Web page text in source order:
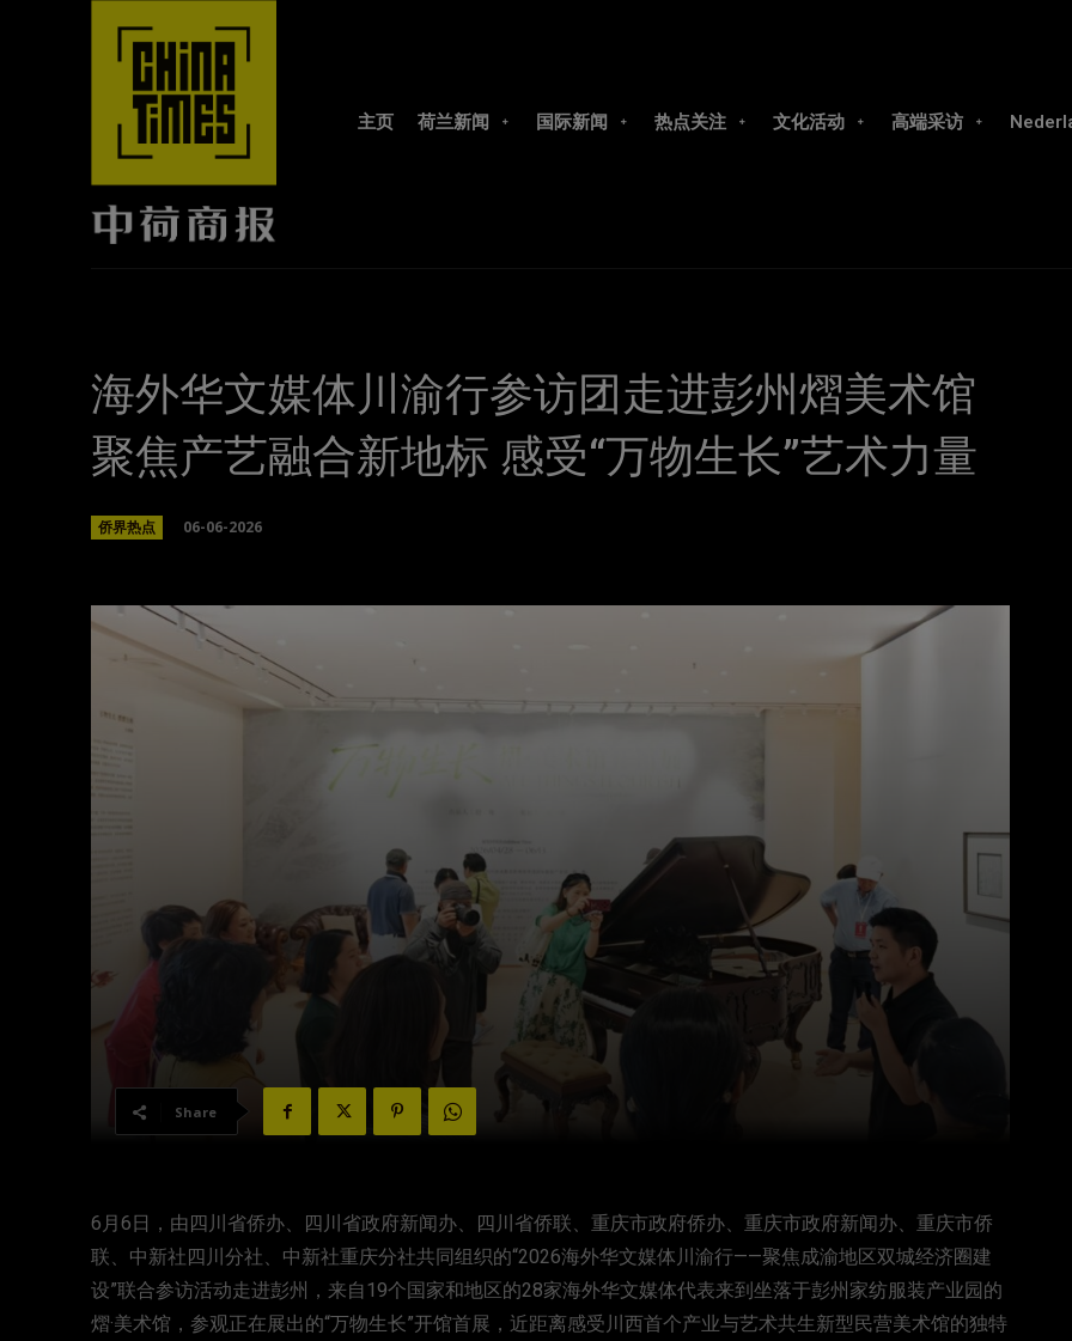
主页 荷兰新闻 国际新闻 热点关注 文化活动 高端采访
海外华文媒体川渝行参访团走进彭州熠美术馆
聚焦产艺融合新地标 感受“万物生长”艺术力量
侨界热点 06-06-2026
Share
6月6日，由四川省侨办、四川省政府新闻办、四川省侨联、重庆市政府侨办、重庆市政府新闻办、重庆市侨
联、中新社四川分社、中新社重庆分社共同组织的“2026海外华文媒体川渝行——聚焦成渝地区双城经济圈建
设”联合参访活动走进彭州，来自19个国家和地区的28家海外华文媒体代表来到坐落于彭州家纺服装产业园的
熠·美术馆，参观正在展出的“万物生长”开馆首展，近距离感受川西首个产业与艺术共生新型民营美术馆的独特